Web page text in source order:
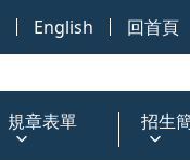
English 回首頁
規章表單 招生